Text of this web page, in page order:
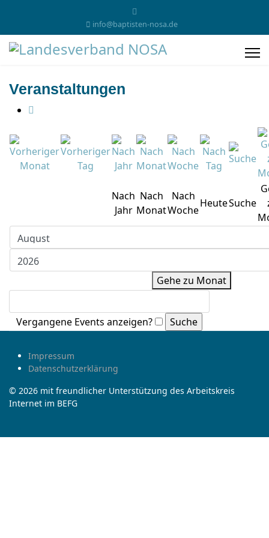
info@baptisten-nosa.de
Veranstaltungen
Nach
Jahr
Nach
Monat
Nach
Woche
HeuteSuche
Gehe zu Monat
Vergangene Events anzeigen?
Impressum
Datenschutzerklärung
© 2026 mit freundlicher Unterstützung des Arbeitskreis
Internet im BEFG